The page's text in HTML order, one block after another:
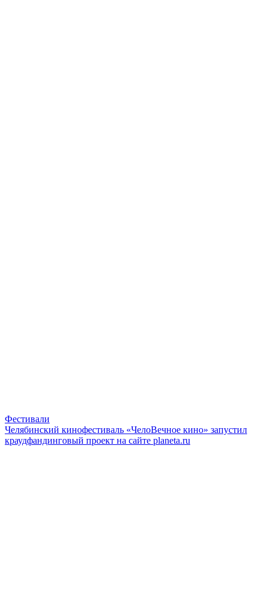
Фестивали
Челябинский кинофестиваль «ЧелоВечное кино» запустил
краудфандинговый проект на сайте planeta.ru